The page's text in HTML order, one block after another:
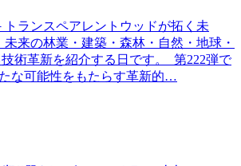
トランスペアレントウッドが拓く未
来の林業・建築・森林・自然・地球・
術革新を紹介する日です。 第222弾で
な可能性をもたらす革新的…